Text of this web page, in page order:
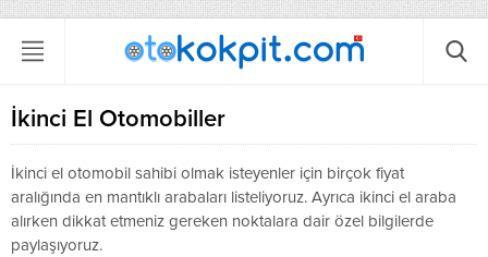
İkinci El Otomobiller
İkinci el otomobil sahibi olmak isteyenler için birçok fiyat
aralığında en mantıklı arabaları listeliyoruz. Ayrıca ikinci el araba
alırken dikkat etmeniz gereken noktalara dair özel bilgilerde
paylaşıyoruz.